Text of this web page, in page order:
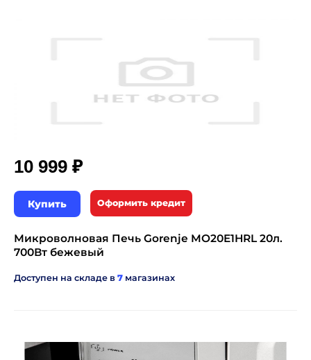
10 999 ₽
Купить Оформить кредит
Микроволновая Печь Gorenje MO20E1HRL 20л.
700Вт бежевый
Доступен на складе в 7 магазинах